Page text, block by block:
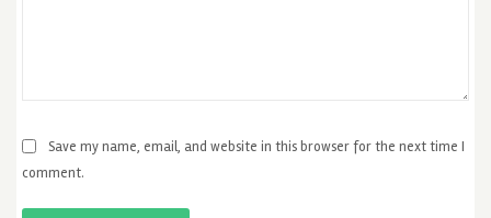
Save my name, email, and website in this browser for the next time I
comment.